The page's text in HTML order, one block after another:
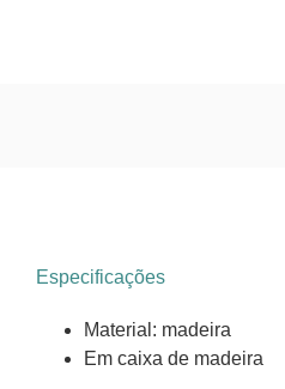
Especificações
Material: madeira
Em caixa de madeira